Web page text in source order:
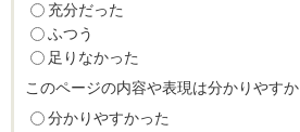
充分だった
ふつう
足りなかった
このページの内容や表現は分かりやす
分かりやすかった